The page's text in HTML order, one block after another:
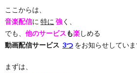
ここからは、
音楽配信に 特に 強く、
でも、 他のサービスも楽しめる
動画配信サービス 3つ をお知らせしていま
まずは、